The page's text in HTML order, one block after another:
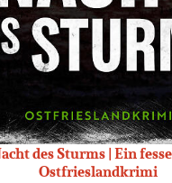
des Sturms | Ein
Ostfrieslandkrimi